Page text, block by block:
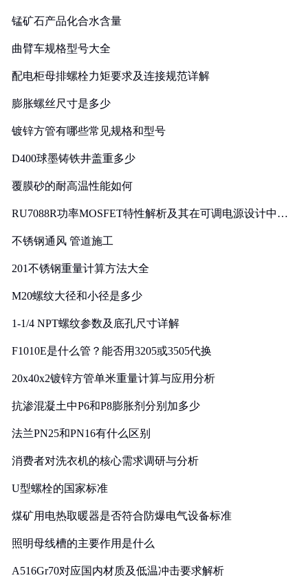
锰矿石产品化合水含量
曲臂车规格型号大全
配电柜母排螺栓力矩要求及连接规范详解
膨胀螺丝尺寸是多少
镀锌方管有哪些常见规格和型号
D400球墨铸铁井盖重多少
覆膜砂的耐高温性能如何
RU7088R功率MOSFET特性解析及其在可调电源设计中的
不锈钢通风 管道施工
201不锈钢重量计算方法大全
M20螺纹大径和小径是多少
1-1/4 NPT螺纹参数及底孔尺寸详解
F1010E是什么管？能否用3205或3505代换
20x40x2镀锌方管单米重量计算与应用分析
抗渗混凝土中P6和P8膨胀剂分别加多少
法兰PN25和PN16有什么区别
消费者对洗衣机的核心需求调研与分析
U型螺栓的国家标准
煤矿用电热取暖器是否符合防爆电气设备标准
照明母线槽的主要作用是什么
A516Gr70对应国内材质及低温冲击要求解析